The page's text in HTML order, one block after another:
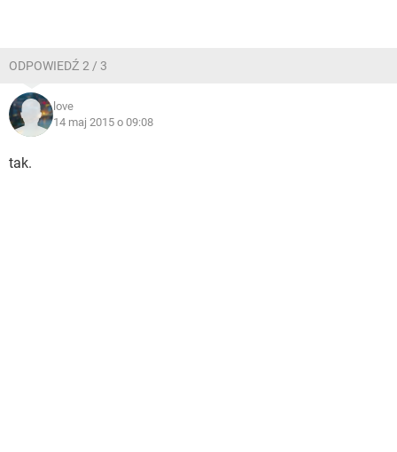
ODPOWIEDŹ 2 / 3
love
14 maj 2015 o 09:08
tak.